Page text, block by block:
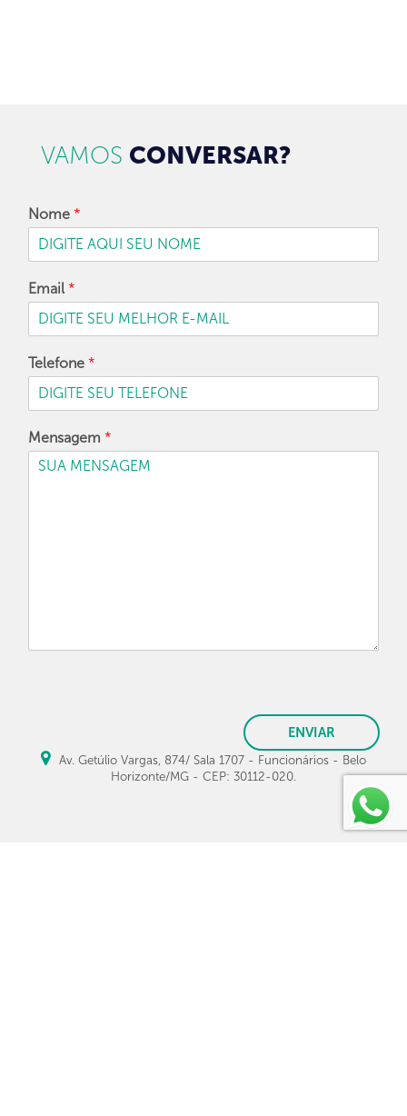
VAMOS CONVERSAR?
Nome *
Email *
Telefone *
Mensagem *
ENVIAR
Av. Getúlio Vargas, 874/ Sala 1707 - Funcionários - Belo
Horizonte/MG - CEP: 30112-020.